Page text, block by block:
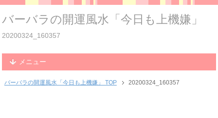
バーバラの開運風水「今日も上機嫌」
20200324_160357
メニュー
バーバラの開運風水「今日も上機嫌」 TOP 20200324_160357